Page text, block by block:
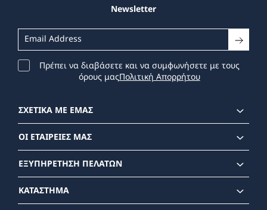
Newsletter
Πρέπει να διαβάσετε και να συμφωνήσετε με τους
όρους μαςΠολιτική Απορρήτου
ΣΧΕΤΙΚΑ ΜΕ ΕΜΑΣ
ΟΙ ΕΤΑΙΡΕΙΕΣ ΜΑΣ
ΕΞΥΠΗΡΕΤΗΣΗ ΠΕΛΑΤΩΝ
ΚΑΤΑΣΤΗΜΑ